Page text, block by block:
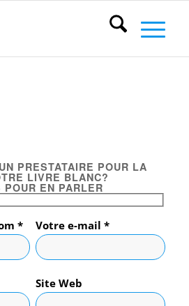
PRESTATAIRE POUR LA
LIVRE BLANC?
POUR EN PARLER
* Votre e-mail *
Site Web